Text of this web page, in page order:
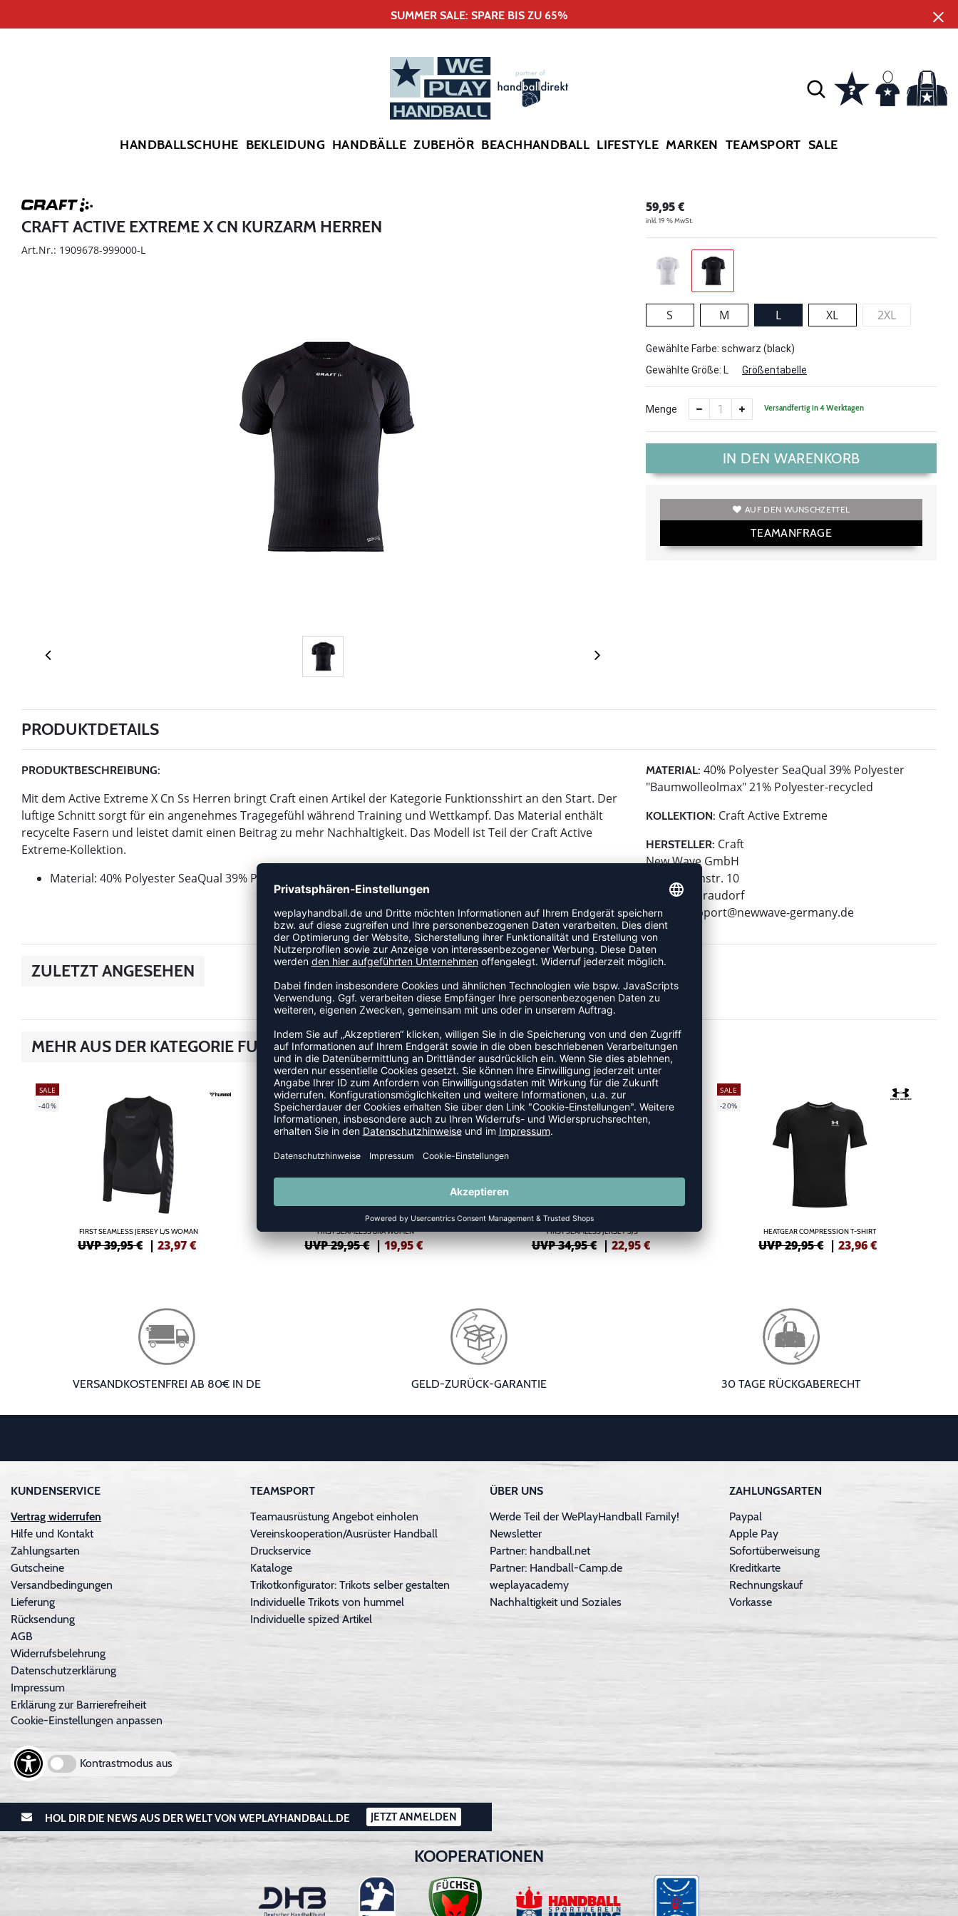
SUMMER SALE: SPARE BIS ZU 65%
HANDBALLSCHUHE BEKLEIDUNG HANDBÄLLE ZUBEHÖR BEACHHANDBALL LIFESTYLE MARKEN TEAMSPORT SALE
CRAFT ACTIVE EXTREME X CN KURZARM HERREN
Art.Nr.: 1909678-999000-L
59,95€
inkl. 19 % MwSt.
S M L XL 2XL
Gewählte Farbe: schwarz (black)
Gewählte Größe: L Größentabelle
Menge Versandfertig in 4 Werktagen
IN DEN WARENKORB
AUF DEN WUNSCHZETTEL
TEAMANFRAGE
PRODUKTDETAILS
PRODUKTBESCHREIBUNG:
Mit dem Active Extreme X Cn Ss Herren bringt Craft einen Artikel der Kategorie Funktionsshirt an den Start. Der
luftige Schnitt sorgt für ein angenehmes Tragegefühl während Training und Wettkampf. Das Material enthält
recycelte Fasern und leistet damit einen Beitrag zu mehr Nachhaltigkeit. Das Modell ist Teil der Craft Active
Extreme-Kollektion.
Material: 40% Polyester SeaQual 39% Polyester "Baumwolleolmax" 21% Polyester-recycled
MATERIAL: 40% Polyester SeaQual 39% Polyester
"Baumwolleolmax" 21% Polyester-recycled
KOLLEKTION: Craft Active Extreme
HERSTELLER: Craft
New Wave GmbH
Geigelsteinstr. 10
83080 Oberaudorf
E-Mail:
support@newwave-germany.de
ZULETZT ANGESEHEN
MEHR AUS DER KATEGORIE FUNKTIONSSHIRTS
SALE
-40%
FIRST SEAMLESS JERSEY L/S WOMAN
UVP 39,95 € | 23,97€
SALE
-33%
FIRST SEAMLESS BRA WOMEN
UVP 29,95 € |19,95€
SALE
-34%
FIRST SEAMLESS JERSEY S/S
UVP 34,95 € |22,95€
SALE
-20%
HEATGEAR COMPRESSION T-SHIRT
UVP 29,95 € |23,96€
VERSANDKOSTENFREI AB 80€ IN DE GELD-ZURÜCK-GARANTIE 30 TAGE RÜCKGABERECHT
KUNDENSERVICE
Vertrag widerrufen
Hilfe und Kontakt
Zahlungsarten
Gutscheine
Versandbedingungen
Lieferung
Rücksendung
AGB
Widerrufsbelehrung
Datenschutzerklärung
Impressum
Erklärung zur Barrierefreiheit
Cookie-Einstellungen anpassen
Kontrastmodus aus
TEAMSPORT
Teamausrüstung Angebot einholen
Vereinskooperation/Ausrüster Handball
Druckservice
Kataloge
Trikotkonfigurator: Trikots selber gestalten
Individuelle Trikots von hummel
Individuelle spized Artikel
ÜBER UNS
Werde Teil der WePlayHandball Family!
Newsletter
Partner: handball.net
Partner: Handball-Camp.de
weplayacademy
Nachhaltigkeit und Soziales
ZAHLUNGSARTEN
Paypal
Apple Pay
Sofortüberweisung
Kreditkarte
Rechnungskauf
Vorkasse
HOL DIR DIE NEWS AUS DER WELT VON WEPLAYHANDBALL.DE JETZT ANMELDEN
KOOPERATIONEN